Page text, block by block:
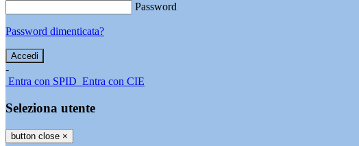
Password
Password dimenticata?
-
Entra con SPID Entra con CIE
Seleziona utente
button close ×